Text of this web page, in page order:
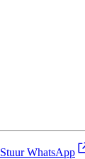
Stuur WhatsApp